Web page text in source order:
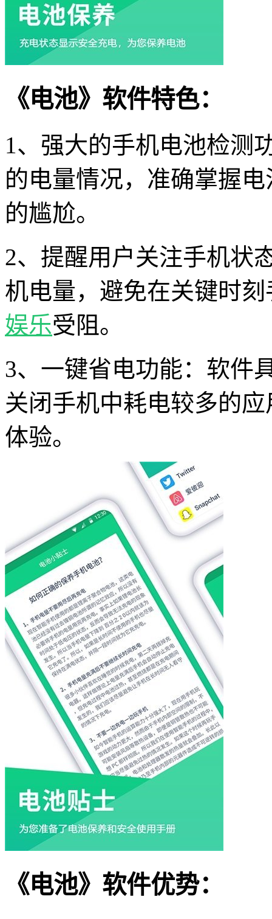
《电池》软件特色：
1、强大的手机电池检测
的电量情况，准确掌握
的尴尬。
2、提醒用户关注手机状
机电量，避免在关键时
娱乐受阻。
3、一键省电功能：软件
关闭手机中耗电较多的
体验。
《电池》软件优势：